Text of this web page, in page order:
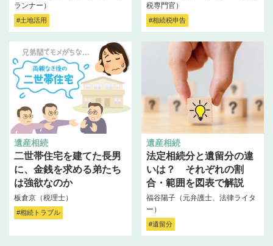
ランナー）
#土地活用
税専門官）
#相続税申告
遺産相続
二世帯住宅を建てた長男
に、金銭を求める弟たち
は強欲なのか
板倉京（税理士）
#相続トラブル
遺産相続
法定相続分と遺留分の違
いは？ それぞれの割
合・範囲を図表で解説
福谷陽子（元弁護士、法律ライタ
ー）
#遺留分